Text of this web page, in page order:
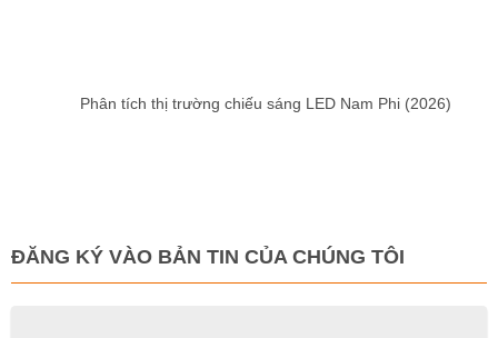
Phân tích thị trường chiếu sáng LED Nam Phi (2026)
ĐĂNG KÝ VÀO BẢN TIN CỦA CHÚNG TÔI